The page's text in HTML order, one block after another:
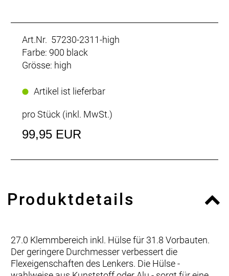
Art.Nr. 57230-2311-high
Farbe: 900 black
Grösse: high
Artikel ist lieferbar
pro Stück (inkl. MwSt.)
99,95 EUR
Produktdetails
27.0 Klemmbereich inkl. Hülse für 31.8 Vorbauten.
Der geringere Durchmesser verbessert die
Flexeigenschaften des Lenkers. Die Hülse -